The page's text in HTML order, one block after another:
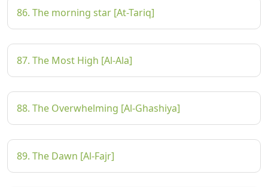
86. The morning star [At-Tariq]
87. The Most High [Al-Ala]
88. The Overwhelming [Al-Ghashiya]
89. The Dawn [Al-Fajr]